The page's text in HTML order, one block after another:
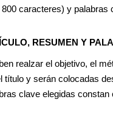
caracteres) y
RESUMEN Y
realzar el objetivo, el
título y serán colocadas
clave elegidas constan